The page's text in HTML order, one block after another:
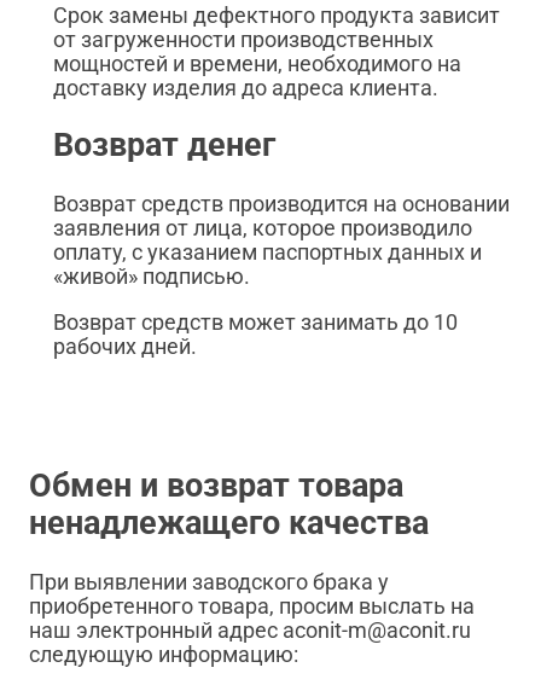
Срок замены дефектного продукта зависит
от загруженности производственных
мощностей и времени, необходимого на
доставку изделия до адреса клиента.
Возврат денег
Возврат средств производится на основании
заявления от лица, которое производило
оплату, с указанием паспортных данных и
«живой» подписью.
Возврат средств может занимать до 10
рабочих дней.
Обмен и возврат товара
ненадлежащего качества
При выявлении заводского брака у
приобретенного товара, просим выслать на
наш электронный адрес aconit-m@aconit.ru
следующую информацию: